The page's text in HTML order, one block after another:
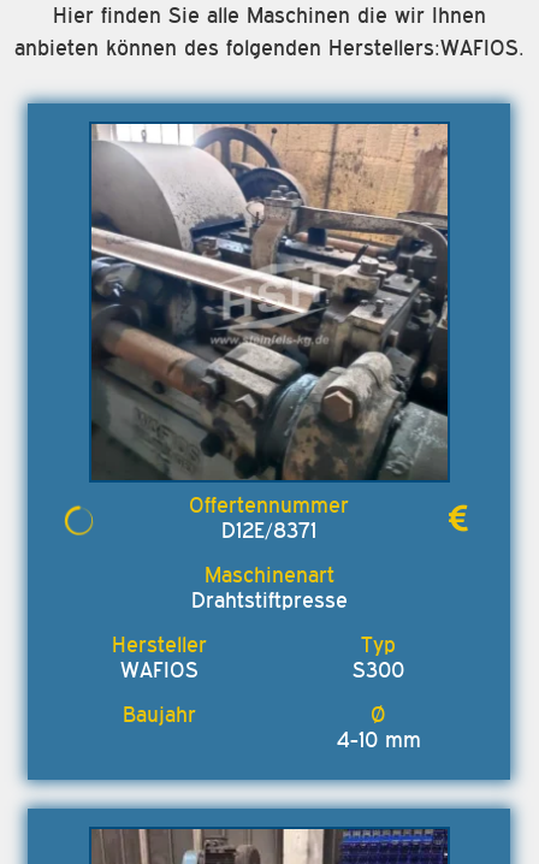
Hier finden Sie alle Maschinen die wir Ihnen
anbieten können des folgenden Herstellers:WAFIOS.
D12E/8371
Drahtstiftpresse
WAFIOS S300
4-10 mm